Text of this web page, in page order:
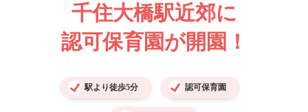
千住大橋駅近郊に
認可保育園が開園！
駅より徒歩5分 認可保育園